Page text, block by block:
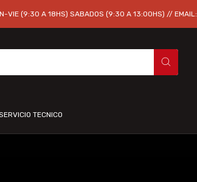
VIE (9:30 A 18HS) SABADOS (9:30 A 13:00HS) // EMAIL:
TECNICO